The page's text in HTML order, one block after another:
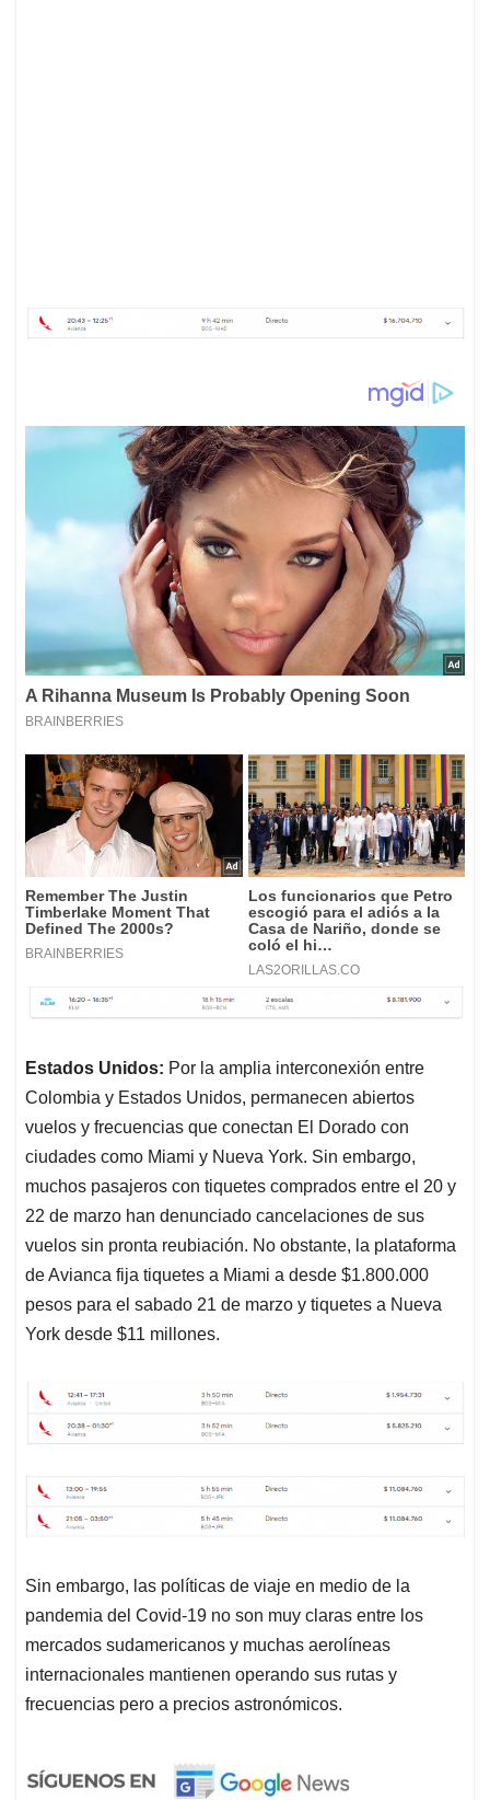
Estados Unidos: Por la amplia interconexión entre
Colombia y Estados Unidos, permanecen abiertos
vuelos y frecuencias que conectan El Dorado con
ciudades como Miami y Nueva York. Sin embargo,
muchos pasajeros con tiquetes comprados entre el 20 y
22 de marzo han denunciado cancelaciones de sus
vuelos sin pronta reubiación. No obstante, la plataforma
de Avianca fija tiquetes a Miami a desde $1.800.000
pesos para el sabado 21 de marzo y tiquetes a Nueva
York desde $11 millones.
Sin embargo, las políticas de viaje en medio de la
pandemia del Covid-19 no son muy claras entre los
mercados sudamericanos y muchas aerolíneas
internacionales mantienen operando sus rutas y
frecuencias pero a precios astronómicos.